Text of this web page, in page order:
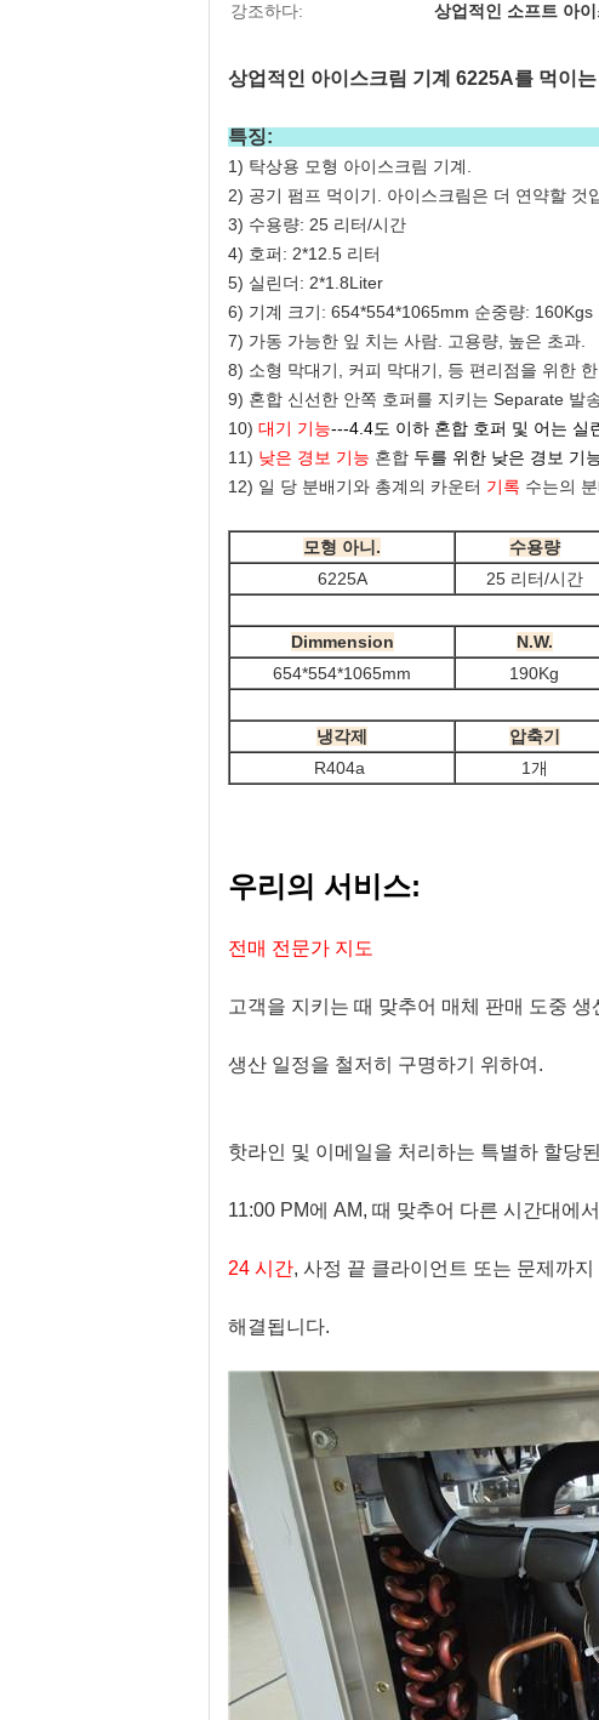
강조하다: 상업적인 소프트 아
상업적인 아이스크림 기계 6225A를 먹이
특
1) 탁상용 모형 아이스크림 기계.
2) 공기 펌프 먹이기. 아이스크림은 더 연약할 것
3) 수용량: 25 리터/시간
4) 호퍼: 2*12.5 리터
5) 실린더: 2*1.8Liter
6) 기계 크기: 654*554*1065mm 순중량: 160Kgs
7) 가동 가능한 잎 치는 사람. 고용량, 높은 초과.
8) 소형 막대기, 커피 막대기, 등 편리점을 위한
9) 혼합 신선한 안쪽 호퍼를 지키는 Separate 발
10) 대기 기능---4.4도 이하 혼합 호퍼 및 어는 실
11) 낮은 경보 기능 혼합 두를 위한 낮은 경보 기
12) 일 당 분배기와 총계의 카운터 기록 수는의
모형 아니. 수용량
6225A
25 리터/시간
Dimmension N.W.
654*554*1065mm
190Kg
냉각제 압축기
R404a
1개
우리의 서비스:
전매 전문가 지도
고객을 지키는 때 맞추어 매체 판매 도중 생
생산 일정을 철저히 구명하기 위하여.
핫라인 및 이메일을 처리하는 특별하 할당
11:00 PM에 AM, 때 맞추어 다른 시간대에
24 시간, 사정 끝 클라이언트 또는 문제까지
해결됩니다.